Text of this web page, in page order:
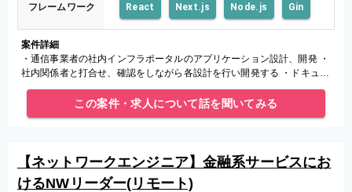
フレームワーク React Next.js Node.js Gin
案件詳細
・通信事業者の社内インフラポータルのアプリケーション設計、開発 ・
社内関係者と打合せ、確認をしながら各設計を行い開発する ・ドキュメ
ント整備（台帳、手順書など）
この案件・求人について話を聞いてみる
【ネットワークエンジニア】金融系サービスにお
けるNWリーダー(リモート)